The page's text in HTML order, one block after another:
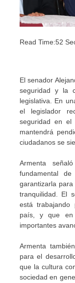
Read Time:52
El senador
seguridad y la
legislativa. En
el legislador
seguridad en
mantendrá
ciudadanos se
Armenta
fundamental
garantizarla
tranquilidad. El
está
país, y que en
importantes
Armenta
para el
que la cultura
sociedad en